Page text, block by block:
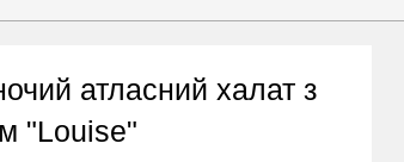
атласний халат з
"Louise"